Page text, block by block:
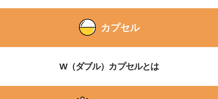
カプセル
W（ダブル）カプセルとは